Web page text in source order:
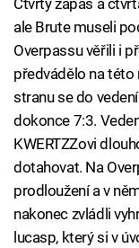
Čtvrtý zápas a
ale Brute museli
Overpassu věřili i
předvádělo na této
stranu se do
dokonce 7:3.
KWERTZZovi
dotahovat. Na
prodloužení a v
nakonec zvládli
lucasp, který si v